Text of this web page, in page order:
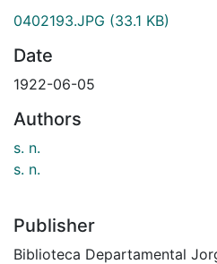
0402193.JPG (33.1 KB)
Date
1922-06-05
Authors
s. n.
s. n.
Publisher
Biblioteca Departamental